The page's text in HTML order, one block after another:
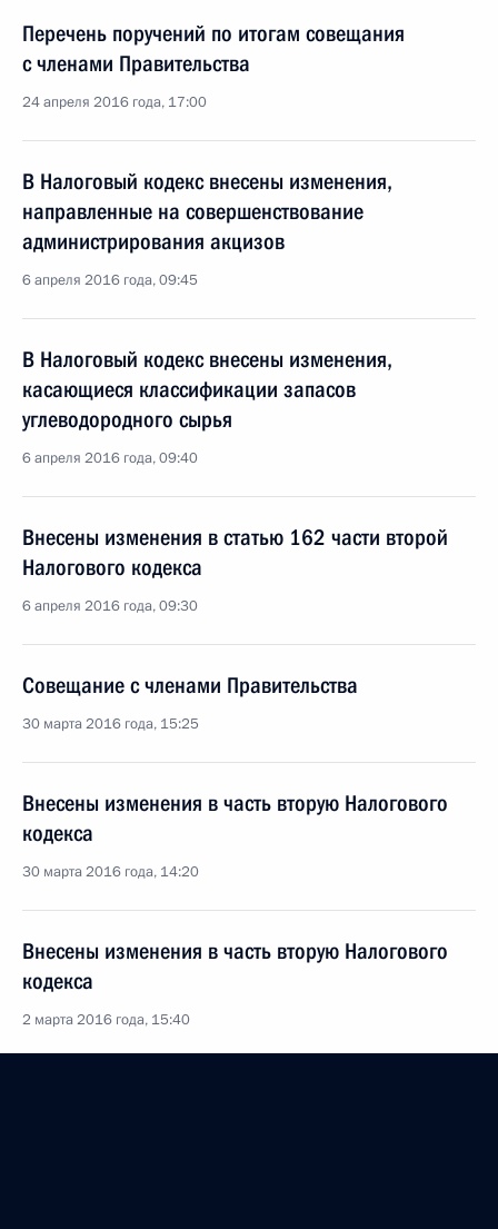
Перечень поручений по итогам совещания
с членами Правительства
24 апреля 2016 года, 17:00
В Налоговый кодекс внесены изменения,
направленные на совершенствование
администрирования акцизов
6 апреля 2016 года, 09:45
В Налоговый кодекс внесены изменения,
касающиеся классификации запасов
углеводородного сырья
6 апреля 2016 года, 09:40
Внесены изменения в статью 162 части второй
Налогового кодекса
6 апреля 2016 года, 09:30
Совещание с членами Правительства
30 марта 2016 года, 15:25
Внесены изменения в часть вторую Налогового
кодекса
30 марта 2016 года, 14:20
Внесены изменения в часть вторую Налогового
кодекса
2 марта 2016 года, 15:40